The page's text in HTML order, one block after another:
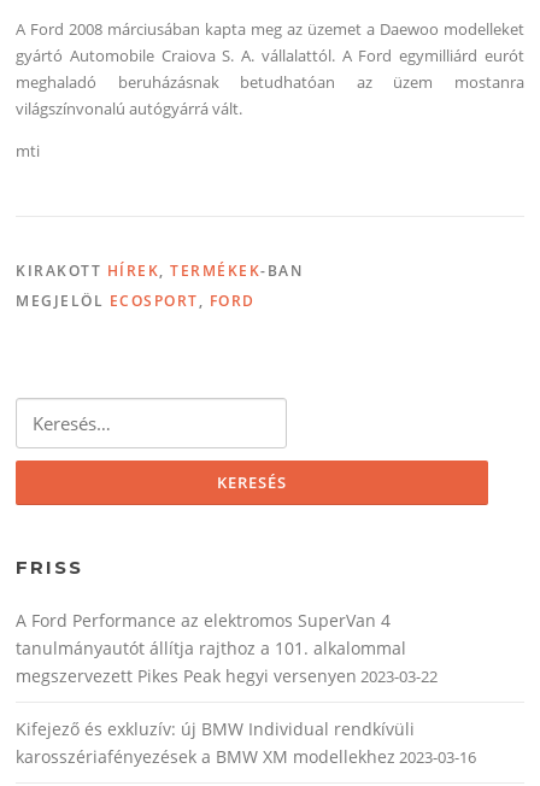
A Ford 2008 márciusában kapta meg az üzemet a Daewoo modelleket
gyártó Automobile Craiova S. A. vállalattól. A Ford egymilliárd eurót
meghaladó beruházásnak betudhatóan az üzem mostanra
világszínvonalú autógyárrá vált.
mti
KIRAKOTT HÍREK,TERMÉKEK-BAN
MEGJELÖL ECOSPORT, FORD
FRISS
A Ford Performance az elektromos SuperVan 4
tanulmányautót állítja rajthoz a 101. alkalommal
megszervezett Pikes Peak hegyi versenyen 2023-03-22
Kifejező és exkluzív: új BMW Individual rendkívüli
karosszériafényezések a BMW XM modellekhez 2023-03-16